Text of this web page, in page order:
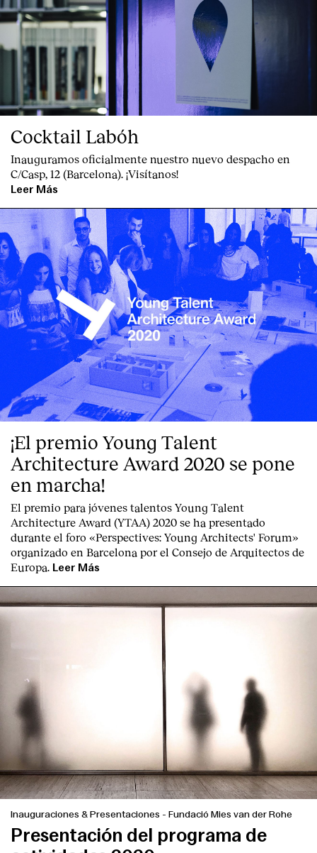
Cocktail Labóh
Inauguramos oficialmente nuestro nuevo despacho en
C/Casp, 12 (Barcelona). ¡Visítanos!
Leer Más
¡El premio Young Talent
Architecture Award 2020 se pone
en marcha!
El premio para jóvenes talentos Young Talent
Architecture Award (YTAA) 2020 se ha presentado
durante el foro «Perspectives: Young Architects' Forum»
organizado en Barcelona por el Consejo de Arquitectos de
Europa.
Leer Más
Inauguraciones & Presentaciones - Fundació Mies van der Rohe
Presentación del programa de